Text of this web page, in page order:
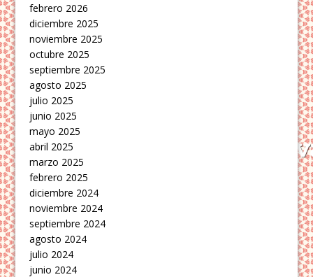
febrero 2026
diciembre 2025
noviembre 2025
octubre 2025
septiembre 2025
agosto 2025
julio 2025
junio 2025
mayo 2025
abril 2025
marzo 2025
febrero 2025
diciembre 2024
noviembre 2024
septiembre 2024
agosto 2024
julio 2024
junio 2024